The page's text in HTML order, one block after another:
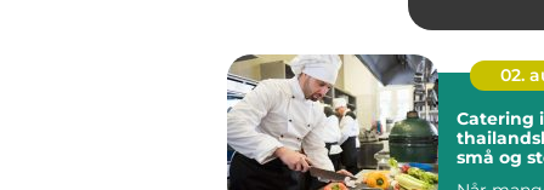
02.
Catering
små og